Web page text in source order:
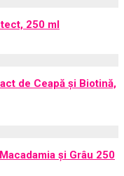
250 ml
de Ceapă și Biotină,
și Grâu 250